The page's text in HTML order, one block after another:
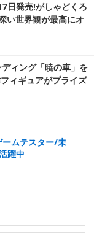
日発売!がしゃどくろ
い世界観が最高にオ
ディング「暁の車」を
ィギュアがプライズ
ームテスター/未
躍中